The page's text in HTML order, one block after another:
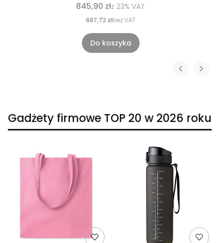
845,90 złz 23% VAT
687,72 złbez VAT
Do koszyka
Gadżety firmowe TOP 20 w 2026 roku